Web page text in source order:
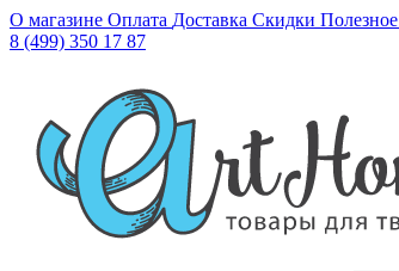
О магазине Оплата Доставка Скидки Полезное
8 (499) 350 17 87